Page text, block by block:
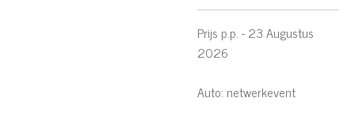
Prijs p.p. - 23 Augustus
2026
Auto: netwerkevent